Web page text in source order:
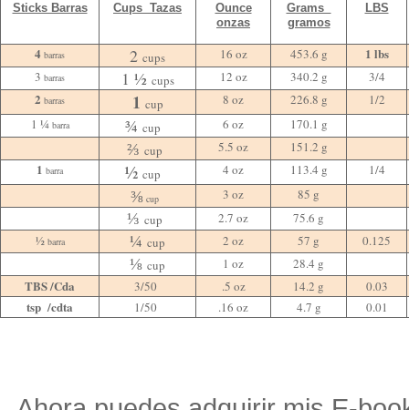
Sticks Barras Cups Tazas
Ounce
onzas
Grams
gramos
LBS
4 barras 2 cups 16 oz 453.6 g 1 lbs
3 barras 1 ½ cups 12 oz 340.2 g 3/4
2 barras 1 cup 8 oz 226.8 g
1/2
1 ¼ barra ¾ cup 6 oz 170.1 g
⅔ cup 5.5 oz 151.2 g
1 barra ½ cup 4 oz 113.4 g 1/4
⅜ cup 3 oz 85 g
⅓ cup 2.7 oz
75.6 g
½ barra ¼ cup 2 oz 57 g 0.125
⅛ cup 1 oz 28.4 g
TBS /Cda 3/50 .5 oz 14.2 g 0.03
tsp /cdta 1/50 .16 oz 4.7 g 0.01